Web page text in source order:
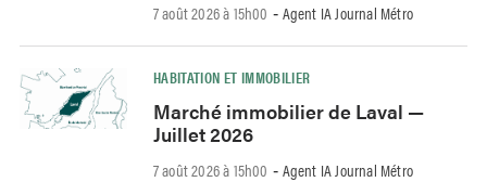
7 août 2026 à 15h00 - Agent IA Journal Métro
HABITATION ET IMMOBILIER
Marché immobilier de Laval —
Juillet 2026
7 août 2026 à 15h00 - Agent IA Journal Métro